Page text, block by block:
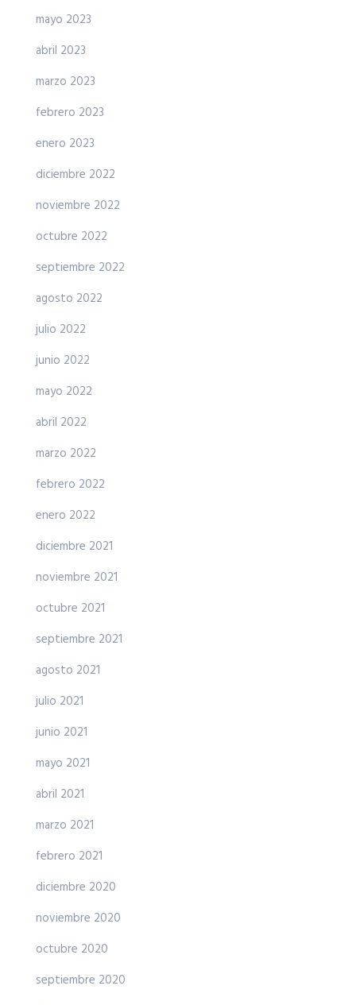
mayo 2023
abril 2023
marzo 2023
febrero 2023
enero 2023
diciembre 2022
noviembre 2022
octubre 2022
septiembre 2022
agosto 2022
julio 2022
junio 2022
mayo 2022
abril 2022
marzo 2022
febrero 2022
enero 2022
diciembre 2021
noviembre 2021
octubre 2021
septiembre 2021
agosto 2021
julio 2021
junio 2021
mayo 2021
abril 2021
marzo 2021
febrero 2021
diciembre 2020
noviembre 2020
octubre 2020
septiembre 2020